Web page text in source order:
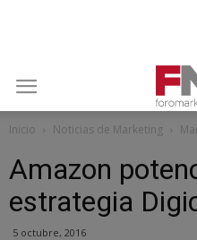
Inicio Noticias de Marketing
Amazon
estrategia
5 octubre, 2016